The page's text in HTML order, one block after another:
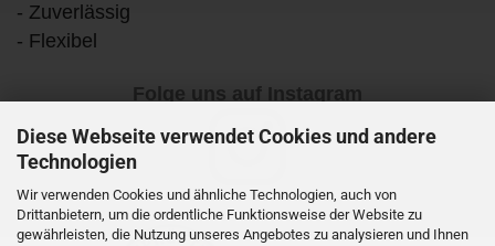
Diese Webseite verwendet Cookies und andere
Technologien
Wir verwenden Cookies und ähnliche Technologien, auch von
Drittanbietern, um die ordentliche Funktionsweise der Website zu
gewährleisten, die Nutzung unseres Angebotes zu analysieren und Ihnen
- Zuverlässig
- Flexibel
Folge uns auf Instagram